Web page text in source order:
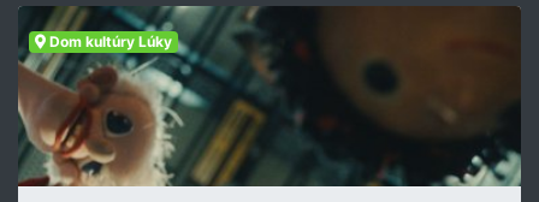
Dom kultúry Lúky